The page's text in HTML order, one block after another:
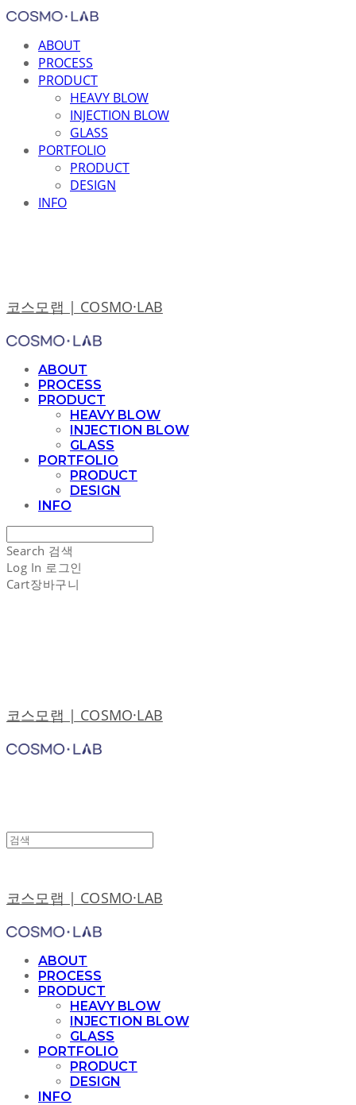
ABOUT
PROCESS
PRODUCT
HEAVY BLOW
INJECTION BLOW
GLASS
PORTFOLIO
PRODUCT
DESIGN
INFO
코스모랩 | COSMO·LAB
ABOUT
PROCESS
PRODUCT
HEAVY BLOW
INJECTION BLOW
GLASS
PORTFOLIO
PRODUCT
DESIGN
INFO
Search 검색
Log In 로그인
Cart장바구니
코스모랩 | COSMO·LAB
코스모랩 | COSMO·LAB
ABOUT
PROCESS
PRODUCT
HEAVY BLOW
INJECTION BLOW
GLASS
PORTFOLIO
PRODUCT
DESIGN
INFO